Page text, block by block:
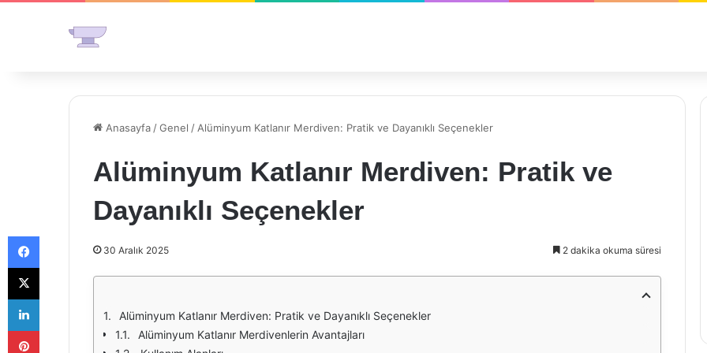
Anasayfa /Genel / Alüminyum Katlanır Merdiven: Pratik ve Dayanıklı Seçenekler
Alüminyum Katlanır Merdiven: Pratik ve
Dayanıklı Seçenekler
30 Aralık 2025 2 dakika okuma süresi
Alüminyum Katlanır Merdiven: Pratik ve Dayanıklı Seçenekler
Alüminyum Katlanır Merdivenlerin Avantajları
Facebook
X
LinkedIn
Pinterest